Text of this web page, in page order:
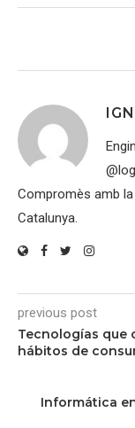
Compromès amb
Catalunya.
previous post
Tecnologías que
hábitos de
Informática